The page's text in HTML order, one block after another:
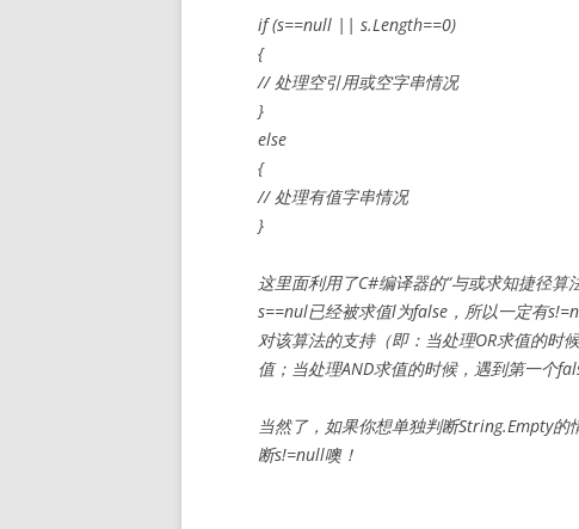
if (s==null || s.Length==0)
{
// 处理空引用或空字串情况
}
else
{
// 处理有值字串情况
}
这里面利用了C#编译器的“与或求知捷径
s==nul已经被求值l为false，所以一定有
对该算法的支持（即：当处理OR求值的时
值；当处理AND求值的时候，遇到第一个
当然了，如果你想单独判断String.Empty
断s!=null噢！